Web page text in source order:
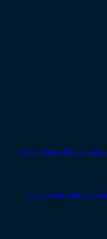
در نظام قضایی ایران